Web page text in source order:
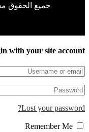
جميع الحقوق محفوظة
Login with your site
Lost your